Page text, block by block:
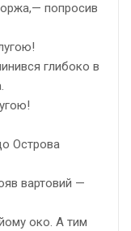
попросив
глибоко в
Острова
вартовий —
око. А тим